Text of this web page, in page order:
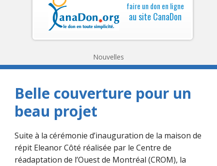
faire un don en ligne
au site CanaDon
Nouvelles
Belle couverture pour un
beau projet
Suite à la cérémonie d’inauguration de la maison de
répit Eleanor Côté réalisée par le Centre de
réadaptation de l’Ouest de Montréal (CROM), la